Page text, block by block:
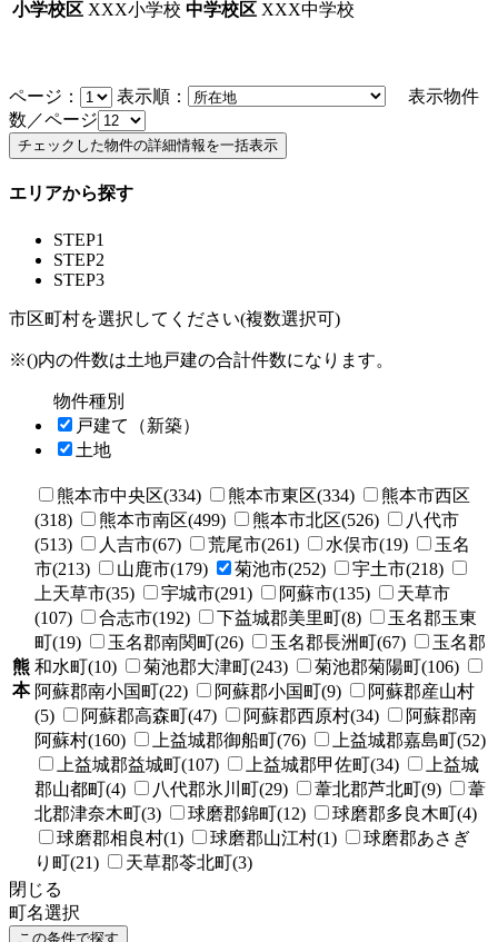
小学校区 XXX小学校 中学校区 XXX中学校
ページ： 表示順：
表示物件
数／ページ
エリアから探す
STEP1
STEP2
STEP3
市区町村を選択してください(複数選択可)
※()内の件数は土地戸建の合計件数になります。
物件種別
戸建て（新築）
土地
熊
本
熊本市中央区(334) 熊本市東区(334)
熊本市西区
(318)
熊本市南区(499) 熊本市北区(526)
八代市
(513)
人吉市(67) 荒尾市(261) 水俣市(19)
玉名
市(213)
山鹿市(179) 菊池市(252)
宇土市(218)
上天草市(35)
宇城市(291) 阿蘇市(135)
天草市
(107)
合志市(192) 下益城郡美里町(8)
玉名郡玉東
町(19)
玉名郡南関町(26) 玉名郡長洲町(67)
玉名郡
和水町(10)
菊池郡大津町(243)
菊池郡菊陽町(106)
阿蘇郡南小国町(22)
阿蘇郡小国町(9)
阿蘇郡産山村
(5)
阿蘇郡高森町(47) 阿蘇郡西原村(34)
阿蘇郡南
阿蘇村(160)
上益城郡御船町(76)
上益城郡嘉島町(52)
上益城郡益城町(107)
上益城郡甲佐町(34)
上益城
郡山都町(4)
八代郡氷川町(29) 葦北郡芦北町(9)
葦
北郡津奈木町(3)
球磨郡錦町(12)
球磨郡多良木町(4)
球磨郡相良村(1)
球磨郡山江村(1)
球磨郡あさぎ
り町(21)
天草郡苓北町(3)
閉じる
町名選択